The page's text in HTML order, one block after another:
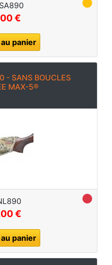
€
panier
- SANS BOUCLES
MAX-5®
€
panier